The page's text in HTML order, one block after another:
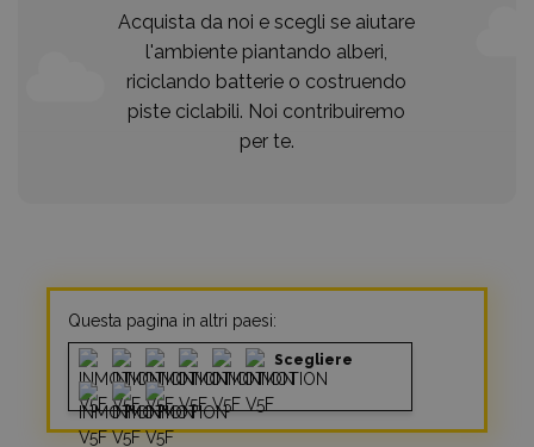
Acquista da noi e scegli se aiutare
l'ambiente piantando alberi,
riciclando batterie o costruendo
piste ciclabili. Noi contribuiremo
per te.
Questa pagina in altri paesi:
Scegliere